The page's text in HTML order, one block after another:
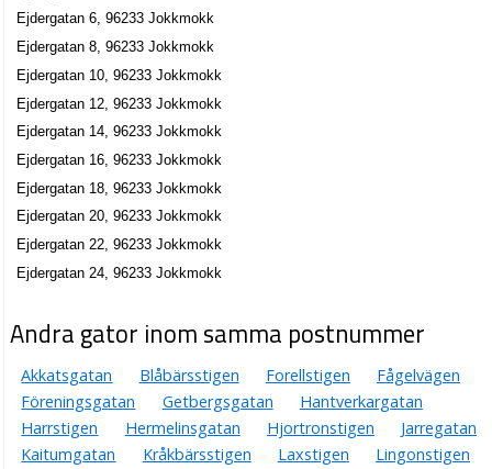
Ejdergatan 6, 96233 Jokkmokk
Ejdergatan 8, 96233 Jokkmokk
Ejdergatan 10, 96233 Jokkmokk
Ejdergatan 12, 96233 Jokkmokk
Ejdergatan 14, 96233 Jokkmokk
Ejdergatan 16, 96233 Jokkmokk
Ejdergatan 18, 96233 Jokkmokk
Ejdergatan 20, 96233 Jokkmokk
Ejdergatan 22, 96233 Jokkmokk
Ejdergatan 24, 96233 Jokkmokk
Andra gator inom samma postnummer
Akkatsgatan Blåbärsstigen Forellstigen
Fågelvägen
Föreningsgatan
Getbergsgatan
Hantverkargatan
Harrstigen
Hermelinsgatan Hjortronstigen
Jarregatan
Kaitumgatan
Kråkbärsstigen Laxstigen
Lingonstigen